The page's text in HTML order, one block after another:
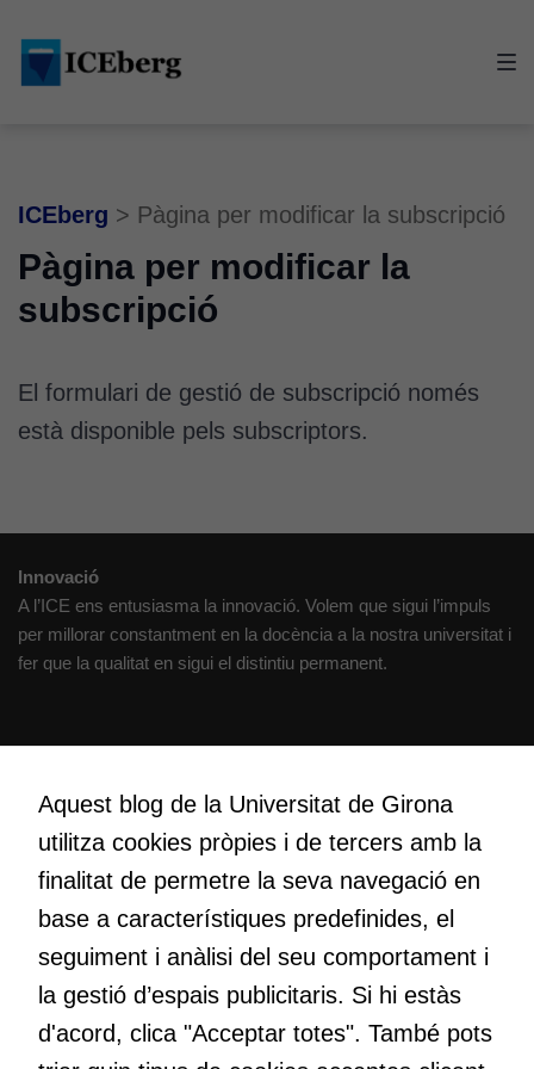
main
content
footer
ICEberg > Pàgina per modificar la subscripció
Pàgina per modificar la
subscripció
El formulari de gestió de subscripció només
està disponible pels subscriptors.
Innovació
A l’ICE ens entusiasma la innovació. Volem que sigui l’impuls
per millorar constantment en la docència a la nostra universitat i
fer que la qualitat en sigui el distintiu permanent.
Volem crear espais de reflexió i de debat, espais on qüestionar-
nos el que estem fent, atrevir-nos a pensar noves i millors
maneres de fer-ho i generar plegats idees innovadores.
Educació
transformació. Volem contribuir a millorar-la impulsant
metodologies docents actives i ambients d’aprenentatge
dinàmics.
Aquest blog de la Universitat de Girona
utilitza cookies pròpies i de tercers amb la
finalitat de permetre la seva navegació en
base a característiques predefinides, el
seguiment i anàlisi del seu comportament i
la gestió d’espais publicitaris. Si hi estàs
d'acord, clica "Acceptar totes". També pots